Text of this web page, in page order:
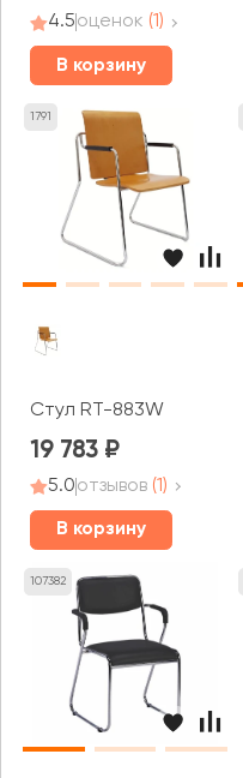
4.5оценок (1)
В корзину
1791
Стул RT-883W
19 783
5.0отзывов (1)
В корзину
107382